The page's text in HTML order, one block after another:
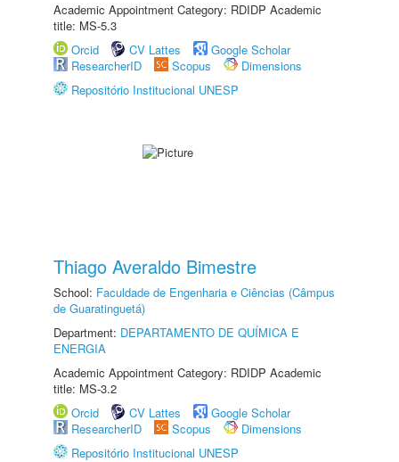
Academic Appointment Category: RDIDP Academic
title: MS-5.3
Orcid
CV Lattes
Google Scholar
ResearcherID
Scopus
Dimensions
Repositório Institucional UNESP
Thiago Averaldo Bimestre
School: Faculdade de Engenharia e Ciências (Câmpus
de Guaratinguetá)
Department: DEPARTAMENTO DE QUÍMICA E
ENERGIA
Academic Appointment Category: RDIDP Academic
title: MS-3.2
Orcid
CV Lattes
Google Scholar
ResearcherID
Scopus
Dimensions
Repositório Institucional UNESP